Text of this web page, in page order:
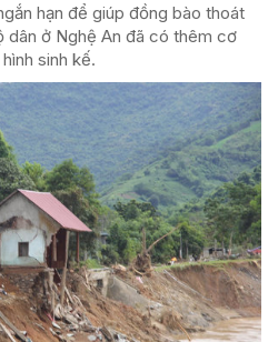
hạn để giúp đồng bào thoát
dân ở Nghệ An đã có thêm cơ
sinh kế.